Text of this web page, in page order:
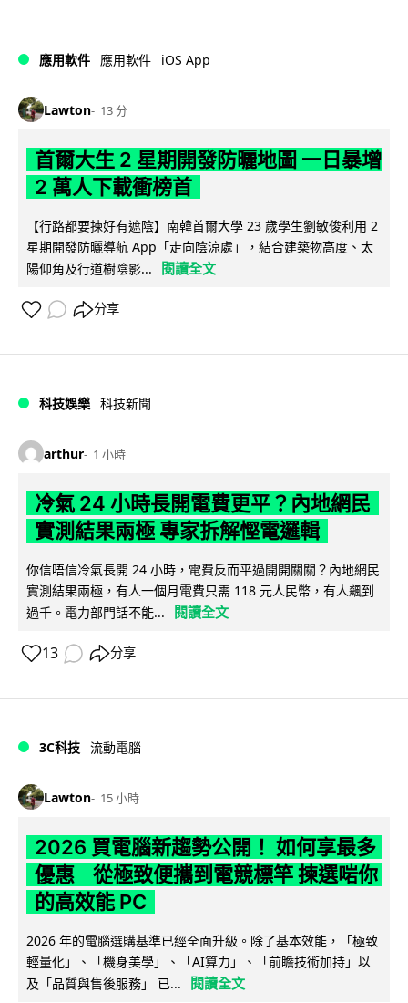
應用軟件 應用軟件 iOS App
Lawton 13 分
首爾大生 2 星期開發防曬地圖 一日暴增
2 萬人下載衝榜首
【行路都要揀好有遮陰】南韓首爾大學 23 歲學生劉敏俊利用 2
星期開發防曬導航 App「走向陰涼處」，結合建築物高度、太
陽仰角及行道樹陰影...
閱讀全文
分享
科技娛樂 科技新聞
arthur 1 小時
冷氣 24 小時長開電費更平？內地網民
實測結果兩極 專家拆解慳電邏輯
你信唔信冷氣長開 24 小時，電費反而平過開開關關？內地網民
實測結果兩極，有人一個月電費只需 118 元人民幣，有人飆到
過千。電力部門話不能...
閱讀全文
13 分享
3C科技 流動電腦
Lawton 15 小時
2026 買電腦新趨勢公開！ 如何享最多
優惠 從極致便攜到電競標竿 揀選啱你
的高效能 PC
2026 年的電腦選購基準已經全面升級。除了基本效能，「極致
輕量化」、「機身美學」、「AI算力」、「前瞻技術加持」以
及「品質與售後服務」 已...
閱讀全文